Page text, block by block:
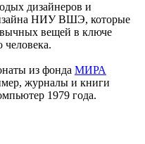
дизайнеров и
НИУ ВШЭ, которые
вещей в ключе
человека.
из фонда МИРА
журналы и книги
1979 года.